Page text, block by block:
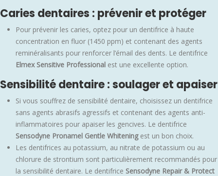
Caries dentaires : prévenir et protéger
Pour prévenir les caries, optez pour un dentifrice à haute
concentration en fluor (1450 ppm) et contenant des agents
reminéralisants pour renforcer l’émail des dents. Le dentifrice
Elmex Sensitive Professional est une excellente option.
Sensibilité dentaire : soulager et apaiser
Si vous souffrez de sensibilité dentaire, choisissez un dentifrice
sans agents abrasifs agressifs et contenant des agents anti-
inflammatoires pour apaiser les gencives. Le dentifrice
Sensodyne Pronamel Gentle Whitening est un bon choix.
Les dentifrices au potassium, au nitrate de potassium ou au
chlorure de strontium sont particulièrement recommandés pour
la sensibilité dentaire. Le dentifrice Sensodyne Repair & Protect